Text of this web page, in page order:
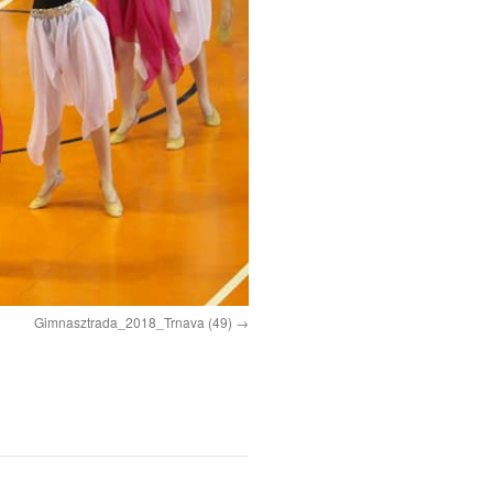
Gimnasztrada_2018_Trnava (49)